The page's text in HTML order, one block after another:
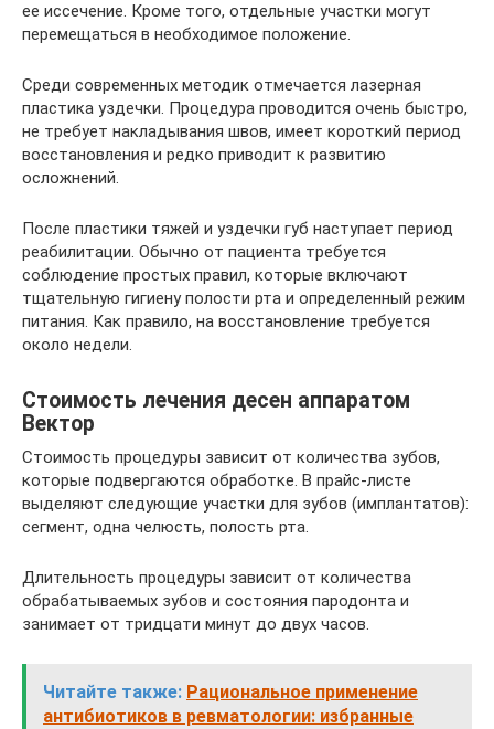
ее иссечение. Кроме того, отдельные участки могут
перемещаться в необходимое положение.
Среди современных методик отмечается лазерная
пластика уздечки. Процедура проводится очень быстро,
не требует накладывания швов, имеет короткий период
восстановления и редко приводит к развитию
осложнений.
После пластики тяжей и уздечки губ наступает период
реабилитации. Обычно от пациента требуется
соблюдение простых правил, которые включают
тщательную гигиену полости рта и определенный режим
питания. Как правило, на восстановление требуется
около недели.
Стоимость лечения десен аппаратом
Вектор
Стоимость процедуры зависит от количества зубов,
которые подвергаются обработке. В прайс-листе
выделяют следующие участки для зубов (имплантатов):
сегмент, одна челюсть, полость рта.
Длительность процедуры зависит от количества
обрабатываемых зубов и состояния пародонта и
занимает от тридцати минут до двух часов.
Читайте также: Рациональное применение
антибиотиков в ревматологии: избранные